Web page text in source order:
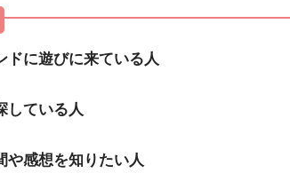
ドに遊びに来ている人
している人
や感想を知りたい人